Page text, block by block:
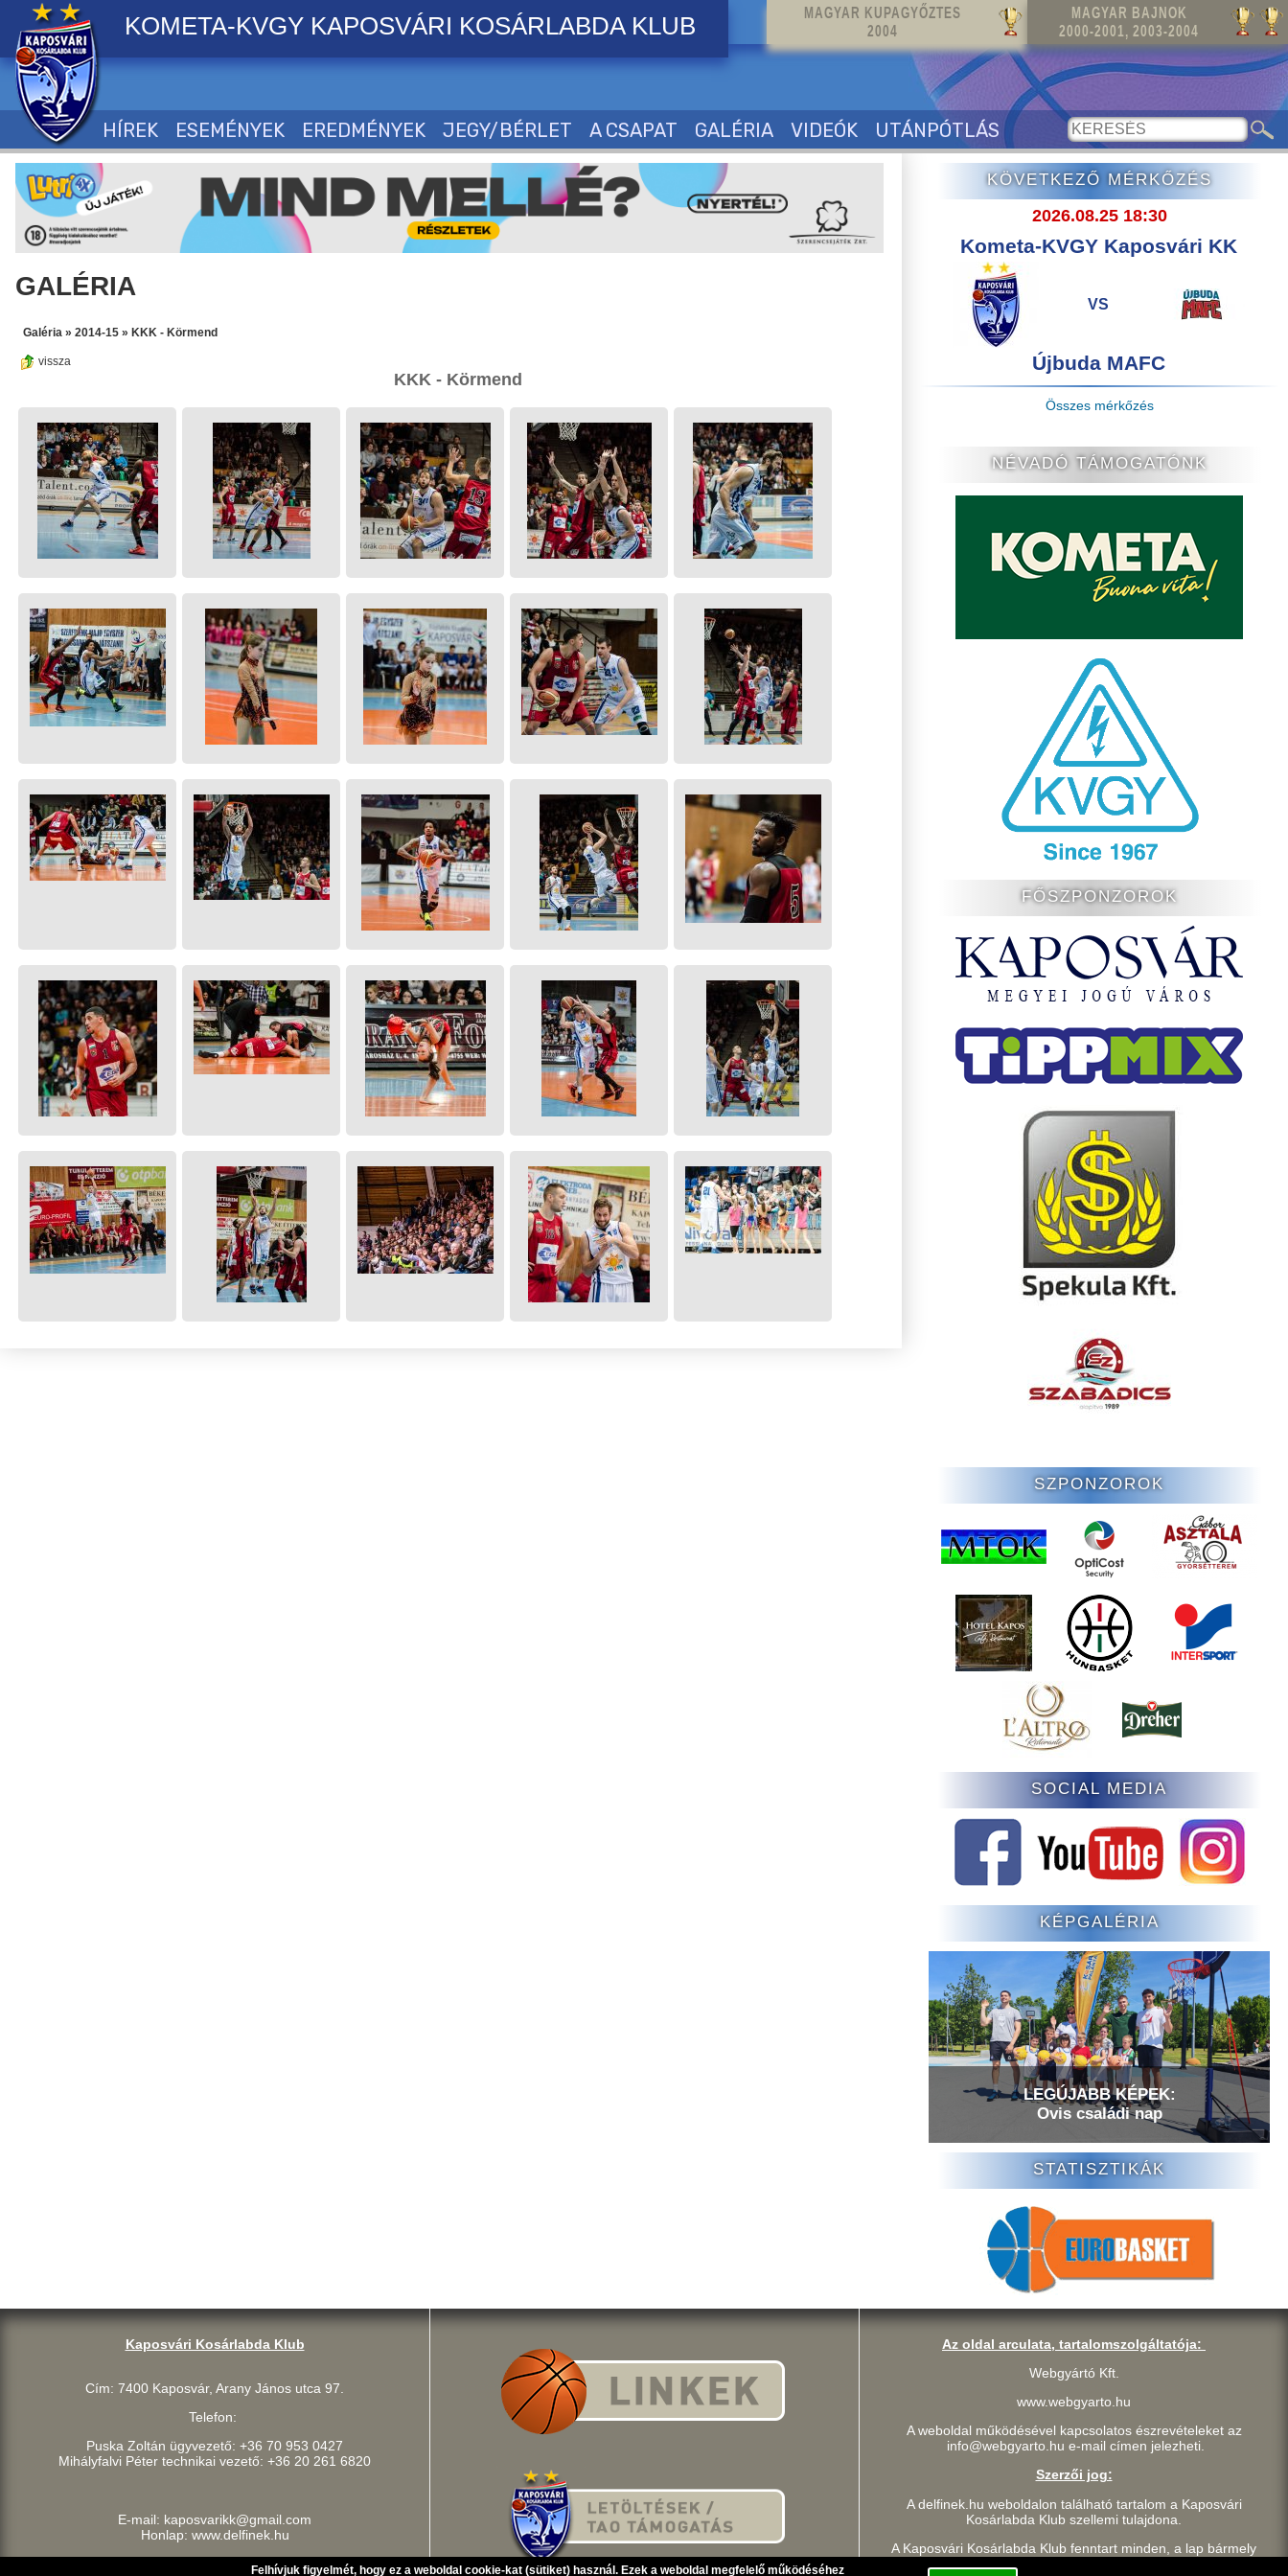
Felhívjuk figyelmét, hogy ez a weboldal cookie-kat (sütiket) használ. Ezek a weboldal megfelelő működéséhez
MAGYAR KUPAGYŐZTES
2004
MAGYAR BAJNOK
2000-2001, 2003-2004
KOMETA-KVGY KAPOSVÁRI KOSÁRLABDA KLUB
HÍREK ESEMÉNYEK EREDMÉNYEK JEGY/BÉRLET A CSAPAT GALÉRIA VIDEÓK UTÁNPÓTLÁS
GALÉRIA
Galéria » 2014-15 » KKK - Körmend
vissza
KKK - Körmend
KÖVETKEZŐ MÉRKŐZÉS
2026.08.25 18:30
Kometa-KVGY Kaposvári KK
VS
Újbuda MAFC
Összes mérkőzés
NÉVADÓ TÁMOGATÓNK
FŐSZPONZOROK
SZPONZOROK
SOCIAL MEDIA
KÉPGALÉRIA
LEGÚJABB KÉPEK:
Ovis családi nap
STATISZTIKÁK
Kaposvári Kosárlabda Klub
Cím: 7400 Kaposvár, Arany János utca 97.
Telefon:
Puska Zoltán ügyvezető: +36 70 953 0427
Mihályfalvi Péter technikai vezető: +36 20 261 6820
E-mail: kaposvarikk@gmail.com
Honlap: www.delfinek.hu
Az oldal arculata, tartalomszolgáltatója:
Webgyártó Kft.
www.webgyarto.hu
A weboldal működésével kapcsolatos észrevételeket az
info@webgyarto.hu e-mail címen jelezheti.
Szerzői jog:
A delfinek.hu weboldalon található tartalom a Kaposvári
Kosárlabda Klub szellemi tulajdona.
A Kaposvári Kosárlabda Klub fenntart minden, a lap bármely